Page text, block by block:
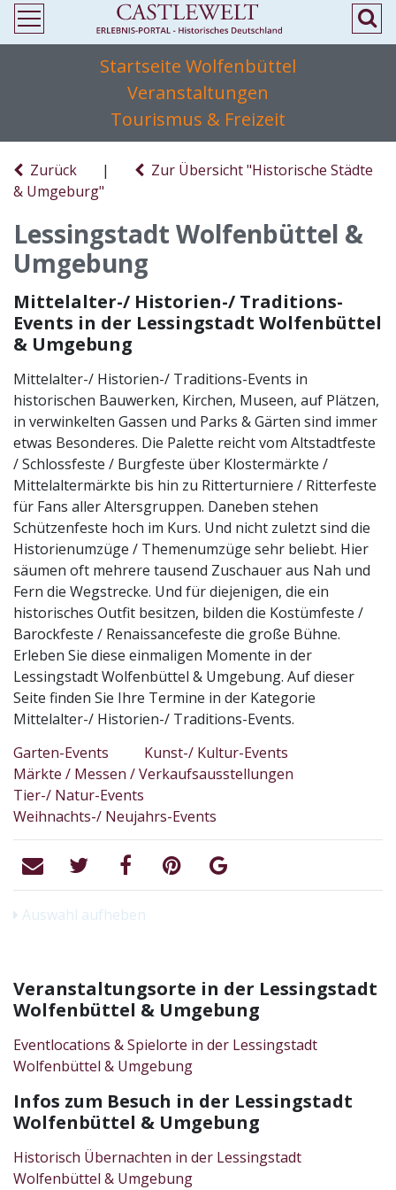
Startseite Wolfenbüttel
Veranstaltungen
Tourismus & Freizeit
Zurück |
Zur Übersicht "Historische Städte
& Umgeburg"
Lessingstadt Wolfenbüttel &
Umgebung
Mittelalter-/ Historien-/ Traditions-
Events in der Lessingstadt Wolfenbüttel
& Umgebung
Mittelalter-/ Historien-/ Traditions-Events in
historischen Bauwerken, Kirchen, Museen, auf Plätzen,
in verwinkelten Gassen und Parks & Gärten sind immer
etwas Besonderes. Die Palette reicht vom Altstadtfeste
/ Schlossfeste / Burgfeste über Klostermärkte /
Mittelaltermärkte bis hin zu Ritterturniere / Ritterfeste
für Fans aller Altersgruppen. Daneben stehen
Schützenfeste hoch im Kurs. Und nicht zuletzt sind die
Historienumzüge / Themenumzüge sehr beliebt. Hier
säumen oft mehrere tausend Zuschauer aus Nah und
Fern die Wegstrecke. Und für diejenigen, die ein
historisches Outfit besitzen, bilden die Kostümfeste /
Barockfeste / Renaissancefeste die große Bühne.
Erleben Sie diese einmaligen Momente in der
Lessingstadt Wolfenbüttel & Umgebung. Auf dieser
Seite finden Sie Ihre Termine in der Kategorie
Mittelalter-/ Historien-/ Traditions-Events.
Garten-Events
Kunst-/ Kultur-Events
Märkte / Messen / Verkaufsausstellungen
Tier-/ Natur-Events
Weihnachts-/ Neujahrs-Events
Auswahl aufheben
Veranstaltungsorte in der Lessingstadt
Wolfenbüttel & Umgebung
Eventlocations & Spielorte in der Lessingstadt
Wolfenbüttel & Umgebung
Infos zum Besuch in der Lessingstadt
Wolfenbüttel & Umgebung
Historisch Übernachten in der Lessingstadt
Wolfenbüttel & Umgebung